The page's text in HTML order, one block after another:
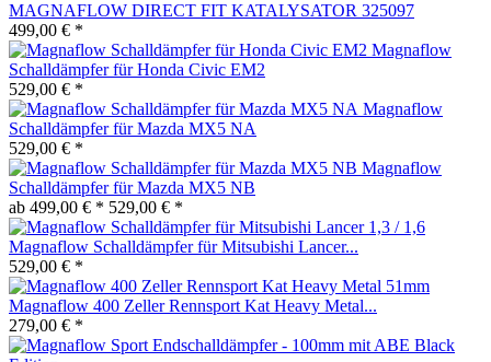
MAGNAFLOW DIRECT FIT KATALYSATOR 325097
499,00 € *
Magnaflow
Schalldämpfer für Honda Civic EM2
529,00 € *
Magnaflow
Schalldämpfer für Mazda MX5 NA
529,00 € *
Magnaflow
Schalldämpfer für Mazda MX5 NB
ab 499,00 € * 529,00 € *
Magnaflow Schalldämpfer für Mitsubishi Lancer...
529,00 € *
Magnaflow 400 Zeller Rennsport Kat Heavy Metal...
279,00 € *